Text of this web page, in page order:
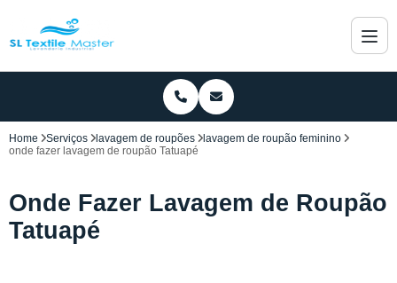
Home Serviços lavagem de roupões
lavagem de roupão feminino
onde fazer lavagem de roupão Tatuapé
Onde Fazer Lavagem de Roupão
Tatuapé